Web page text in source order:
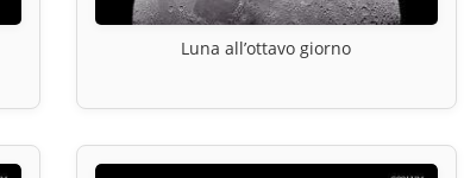
Luna all’ottavo giorno